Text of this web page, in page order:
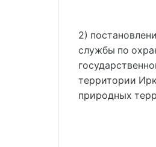
2)
службы по
территории
природных